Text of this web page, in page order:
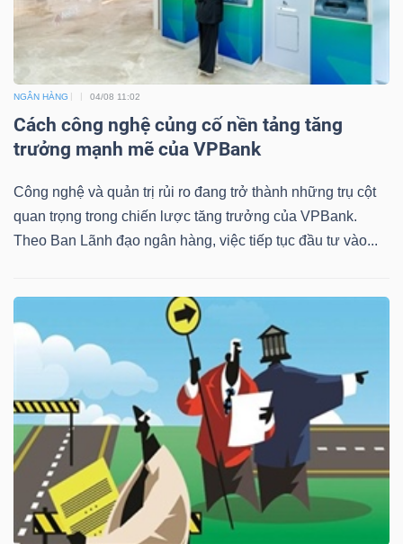
NGÂN HÀNG 04/08 11:02
Cách công nghệ củng cố nền tảng tăng
trưởng mạnh mẽ của VPBank
Công nghệ và quản trị rủi ro đang trở thành những trụ cột
quan trọng trong chiến lược tăng trưởng của VPBank.
Theo Ban Lãnh đạo ngân hàng, việc tiếp tục đầu tư vào...